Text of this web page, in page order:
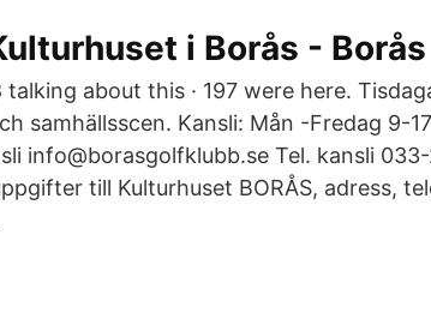
i Borås -
talking about this · 197 were here.
samhällsscen. Kansli: Mån -Fredag 9-
info@borasgolfklubb.se Tel. kansli
till Kulturhuset BORÅS, adress,